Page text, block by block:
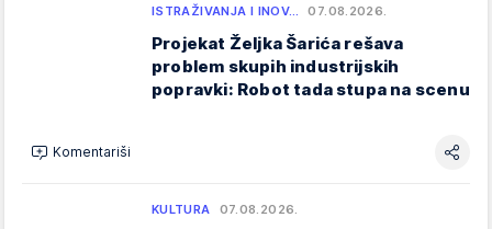
ISTRAŽIVANJA I INOV… 07.08.2026.
Projekat Željka Šarića rešava
problem skupih industrijskih
popravki: Robot tada stupa na scenu
Komentariši
KULTURA 07.08.2026.